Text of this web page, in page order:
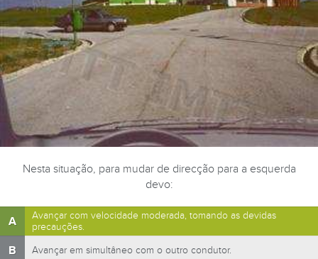
Nesta situação, para mudar de direcção para a esquerda
devo:
A
Avançar com velocidade moderada, tomando as devidas
precauções.
B Avançar em simultâneo com o outro condutor.